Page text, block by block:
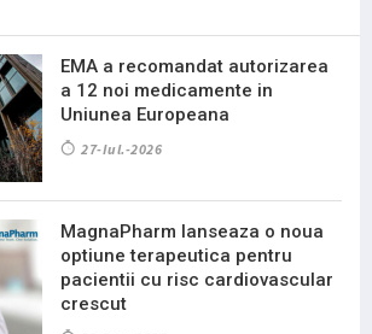
EMA a recomandat autorizarea
a 12 noi medicamente in
Uniunea Europeana
27-Iul.-2026
MagnaPharm lanseaza o noua
optiune terapeutica pentru
pacientii cu risc cardiovascular
crescut